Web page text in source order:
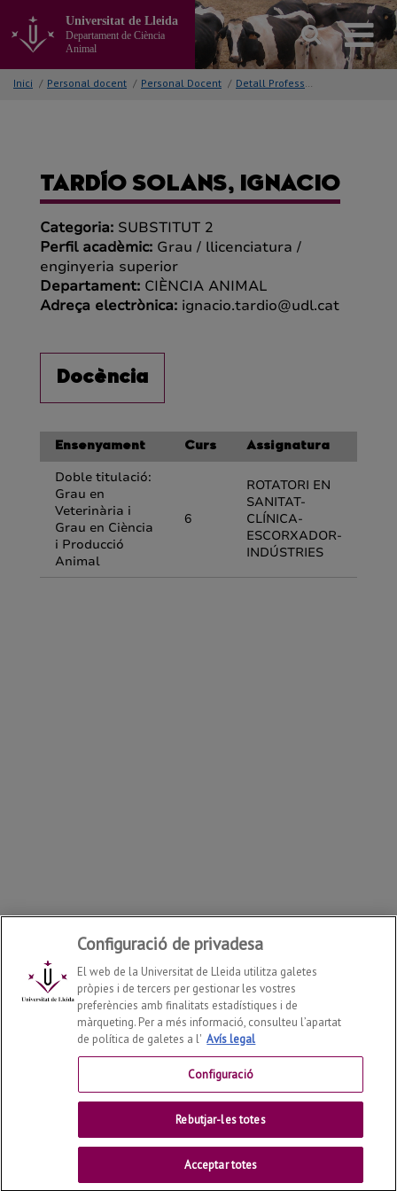
contingut
Universitat de Lleida
Departament de Ciència
Animal
Inici / Personal docent / Personal Docent / Detall Professor/a
Departament de Ciència Animal2026© | Telf: +34 973
Contactar
Universitat de Lleida
Configuració de privadesa
El web de la Universitat de Lleida utilitza galetes
pròpies i de tercers per gestionar les vostres
preferències amb finalitats estadístiques i de
màrqueting. Per a més informació, consulteu l’apartat
de política de galetes a l' Avís legal
Configuració
Rebutjar-les totes
Acceptar totes